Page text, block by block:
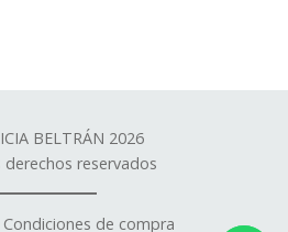
BELTRÁN 2026
reservados
Condiciones de compra